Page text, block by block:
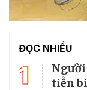
ĐỌC NHIỀU
1
tiễn